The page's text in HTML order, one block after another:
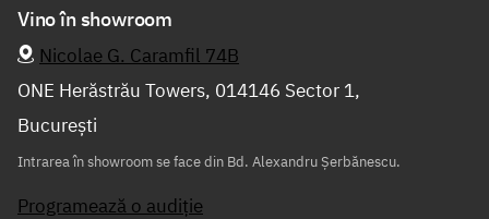
Vino în showroom
Nicolae G. Caramfil 74B
ONE Herăstrău Towers, 014146 Sector 1,
București
Intrarea în showroom se face din Bd. Alexandru Șerbănescu.
Programează o audiție